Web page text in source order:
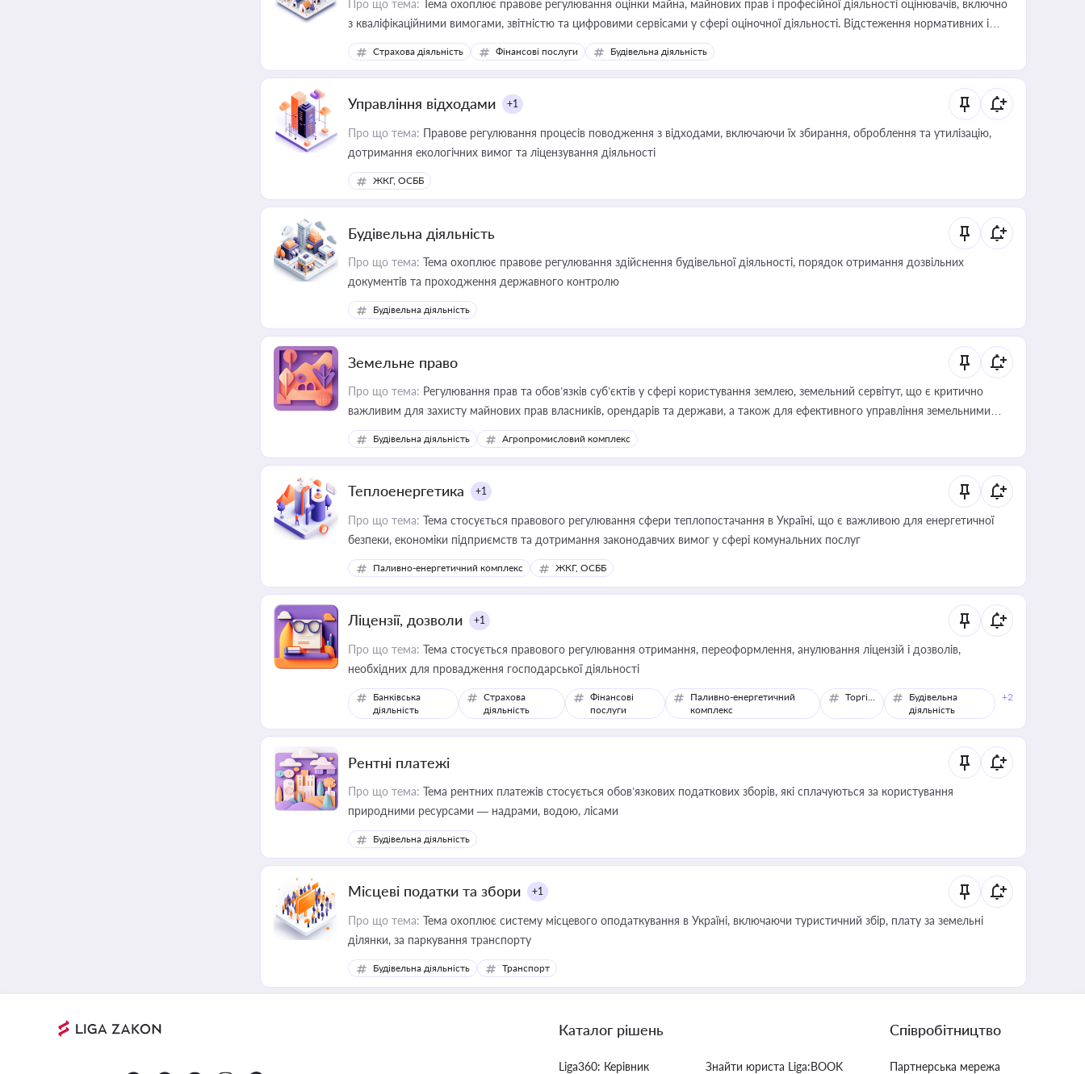
Про що тема: Тема охоплює правове регулювання оцінки майна, майнових прав і професійної діяльності оцінювачів, включно
з кваліфікаційними вимогами, звітністю та цифровими сервісами у сфері оціночної діяльності. Відстеження нормативних і
медійних змін у цій сфері корисне для власника бізнесу, керівника, юриста або бухгалтера під час оподаткування,
приватизації, оренди державного майна, корпоративних угод і перевірки статусу суб'єктів оціночної діяльності
Страхова діяльність Фінансові послуги Будівельна діяльність
Управління відходами +1
Про що тема: Правове регулювання процесів поводження з відходами, включаючи їх збирання, оброблення та утилізацію,
дотримання екологічних вимог та ліцензування діяльності
ЖКГ, ОСББ
Будівельна діяльність
Про що тема: Тема охоплює правове регулювання здійснення будівельної діяльності, порядок отримання дозвільних
документів та проходження державного контролю
Будівельна діяльність
Земельне право
Про що тема: Регулювання прав та обов’язків суб’єктів у сфері користування землею, земельний сервітут, що є критично
важливим для захисту майнових прав власників, орендарів та держави, а також для ефективного управління земельними
ресурсами
Будівельна діяльність Агропромисловий комплекс
Теплоенергетика +1
Про що тема: Тема стосується правового регулювання сфери теплопостачання в Україні, що є важливою для енергетичної
безпеки, економіки підприємств та дотримання законодавчих вимог у сфері комунальних послуг
Паливно-енергетичний комплекс ЖКГ, ОСББ
Ліцензії, дозволи +1
Про що тема: Тема стосується правового регулювання отримання, переоформлення, анулювання ліцензій і дозволів,
необхідних для провадження господарської діяльності
Банківська
діяльність
Страхова
діяльність
Фінансові
послуги
Паливно-енергетичний
комплекс
Торгівля
Будівельна
діяльність
+2
Рентні платежі
Про що тема: Тема рентних платежів стосується обов’язкових податкових зборів, які сплачуються за користування
природними ресурсами — надрами, водою, лісами
Будівельна діяльність
Місцеві податки та збори +1
Про що тема: Тема охоплює систему місцевого оподаткування в Україні, включаючи туристичний збір, плату за земельні
ділянки, за паркування транспорту
Будівельна діяльність Транспорт
Каталог рішень
Liga360: Керівник Знайти юриста Liga:BOOK
Співробітництво
Партнерська мережа